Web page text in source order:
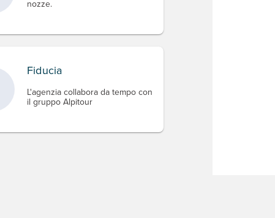
nozze.
Fiducia
L'agenzia collabora da tempo con
il gruppo Alpitour